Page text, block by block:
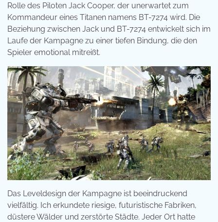
Rolle des Piloten Jack Cooper, der unerwartet zum
Kommandeur eines Titanen namens BT-7274 wird. Die
Beziehung zwischen Jack und BT-7274 entwickelt sich im
Laufe der Kampagne zu einer tiefen Bindung, die den
Spieler emotional mitreißt.
Das Leveldesign der Kampagne ist beeindruckend
vielfältig. Ich erkundete riesige, futuristische Fabriken,
düstere Wälder und zerstörte Städte. Jeder Ort hatte